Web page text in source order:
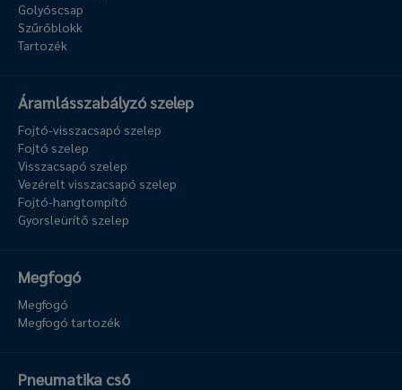
Golyóscsap
Szűrőblokk
Tartozék
Áramlásszabályzó szelep
Fojtó-visszacsapó szelep
Fojtó szelep
Visszacsapó szelep
Vezérelt visszacsapó szelep
Fojtó-hangtompító
Gyorsleürítő szelep
Megfogó
Megfogó
Megfogó tartozék
Pneumatika cső